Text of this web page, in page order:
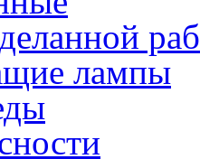
лампы